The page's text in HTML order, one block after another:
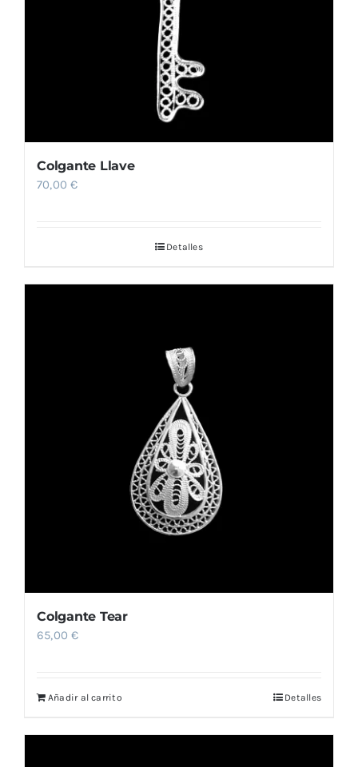
Colgante Llave
70,00€
Detalles
Colgante Tear
65,00€
Añadir al carrito Detalles